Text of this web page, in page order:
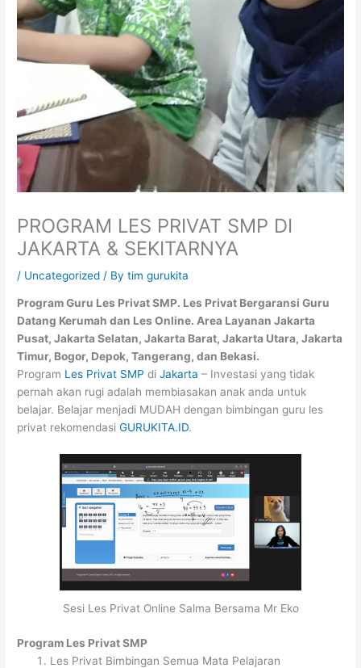
PROGRAM LES PRIVAT SMP DI
JAKARTA & SEKITARNYA
/ Uncategorized / Bytim gurukita
Program Guru Les Privat SMP. Les Privat Bergaransi Guru
Datang Kerumah dan Les Online. Area Layanan Jakarta
Pusat, Jakarta Selatan, Jakarta Barat, Jakarta Utara, Jakarta
Timur, Bogor, Depok, Tangerang, dan Bekasi.
Program Les Privat SMP diJakarta – Investasi yang tidak
pernah akan rugi adalah membiasakan anak anda untuk
belajar. Belajar menjadi MUDAH dengan bimbingan guru les
privat rekomendasiGURUKITA.ID.
Sesi Les Privat Online Salma Bersama Mr Eko
Program Les Privat SMP
Les Privat Bimbingan Semua Mata Pelajaran